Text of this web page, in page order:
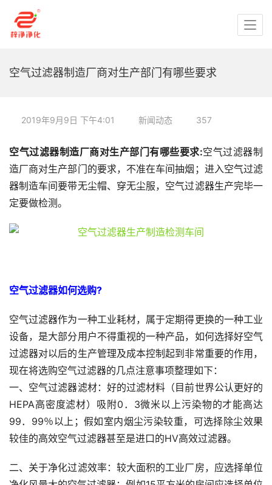
空气过滤器制造厂商对生产部门有哪些要求
2019年9月9日 下午4:01 新闻动态 357
空气过滤器制造厂商对生产部门有哪些要求:空气过滤器制
造厂商对生产部门的要求，不准在车间抽烟；进入空气过滤
器制造车间要带无尘帽、穿无尘服，空气过滤器生产完毕一
定要做检测。
空气过滤器如何选购?
空气过滤器作为一种工业耗材，属于定期得更换的一种工业
设备，是大部分用户不得重视的一种产品，如何选择好空气
过滤器对以后的生产管理及成本控制起到非常重要的作用，
现在将选购空气过滤器的几点注意事项整理如下：
一、空气过滤器滤材：好的过滤材料（目前世界公认更好的
HEPA高密度滤材）吸附0．3微米以上污染物的才能高达
99．99％以上；假如室内烟尘污染较重，可选择除尘效果
较佳的高效空气过滤器甚至是进口的HV高效过滤器。
二、关于净化过滤效率：较大面积的工业厂房，应选择单位